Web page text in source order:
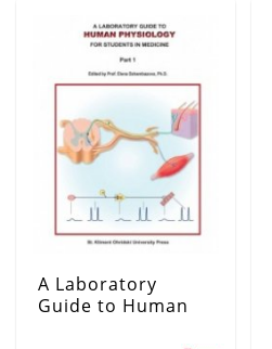
A Laboratory
Guide to Human